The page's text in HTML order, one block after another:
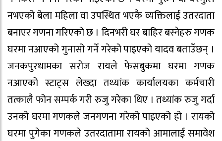
नभएको बेला महिला वा उपस्थित भएकै व्यक्तिलाई उतरदाता
बनाएर गणना गरिएको छ । दिनभरी घर बाहिर बस्नेहरु गणक
घरमा नआएको गुनासो गर्ने गरेको पाइएको यादव बताउँछन् ।
जनकपुरधामका सरोज रायले फेसबुकमा घरमा गणक
नआएको स्टाट्स लेख्दा तथ्यांक कार्यालयका कर्मचारी
तत्कालै फोन सम्पर्क गरी रुजु गरेका थिए । तथ्यांक रुजु गर्दा
उनको घरमा गणकले जनगणना गरेको पाइएको हो । रायको
घरमा पुगेका गणकले उतरदातामा रायको आमालाई समावेश